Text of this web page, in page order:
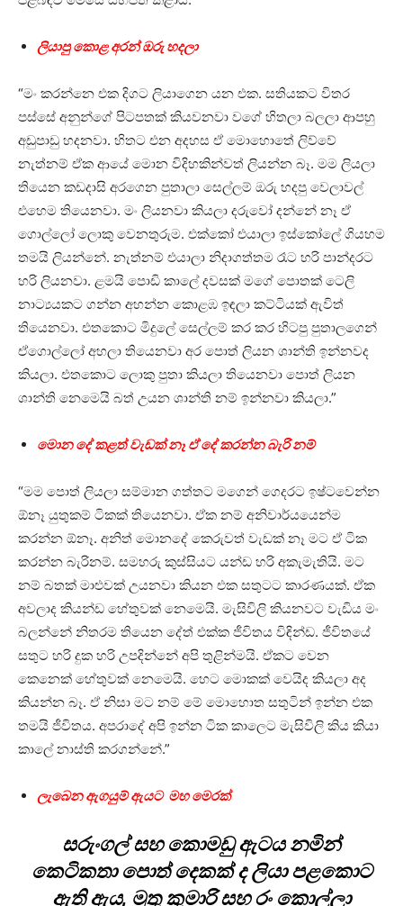
ලියාපු කොළ අරන් ඔරු හදලා
“මං කරන්නෙ එක දිගට ලියාගෙන යන එක. සතියකට විතර
පස්සේ අනුන්ගේ පිටපතක් කියවනවා වගේ හිතලා බලලා ආපහු
අඩුපාඩු හදනවා. හිතට එන අදහස ඒ මොහොතේ ලිව්වේ
නැත්නම් ඒක ආයේ මොන විදිහකින්වත් ලියන්න බෑ. මම ලියලා
තියෙන කඩදාසි අරගෙන පුතාලා සෙල්ලම් ඔරු හදපු වෙලාවල්
එහෙම තියෙනවා. මං ලියනවා කියලා දරුවෝ දන්නේ නෑ ඒ
ගොල්ලෝ ලොකු වෙනතුරුම. එක්කෝ එයාලා ඉස්කෝලේ ගියහම
තමයි ලියන්නේ. නැත්නම් එයාලා නිදාගත්තම රෑට හරි පාන්දරට
හරි ලියනවා. ළමයි පොඩි කාලේ දවසක් මගේ පොතක් ටෙලි
නාට්‍යයකට ගන්න අහන්න කොළඹ ඉඳලා කට්ටියක් ඇවිත්
තියෙනවා. එතකොට මිදුලේ සෙල්ලම් කර කර හිටපු පුතාලගෙන්
ඒගොල්ලෝ අහලා තියෙනවා අර පොත් ලියන ශාන්ති ඉන්නවද
කියලා. එතකොට ලොකු පුතා කියලා තියෙනවා පොත් ලියන
ශාන්ති නෙමෙයි බත් උයන ශාන්ති නම් ඉන්නවා කියලා.”
මොන දේ කළත් වැඩක් නෑ ඒ දේ කරන්න බැරි නම්
“මම පොත් ලියලා සම්මාන ගත්තට මගෙන් ගෙදරට ඉෂ්ටවෙන්න
ඕනෑ යුතුකම් ටිකක් තියෙනවා. ඒක නම් අනිවාර්යයෙන්ම
කරන්න ඕනෑ. අනිත් මොනදේ කෙරුවත් වැඩක් නෑ මට ඒ ටික
කරන්න බැරිනම්. සමහරු කුස්සියට යන්ඩ හරි අකැමැතියි. මට
නම් බතක් මාළුවක් උයනවා කියන එක සතුටට කාරණයක්. ඒක
අවලාද කියන්ඩ හේතුවක් නෙමෙයි. මැසිවිලි කියනවට වැඩිය මං
බලන්නේ නිතරම තියෙන දේත් එක්ක ජීවිතය වි‌ඳින්ඩ. ජීවිතයේ
සතුට හරි දුක හරි උපදින්නේ අපි තුළින්මයි. ඒකට වෙන
කෙනෙක් හේතුවක් නෙමෙයි. හෙට මොකක් වෙයිද කියලා අද
කියන්න බෑ. ඒ නිසා මට නම් මේ මොහොත සතුටින් ඉන්න එක
තමයි ජීවිතය. අපරාදේ අපි ඉන්න ටික කාලෙට මැසිවිලි කිය කියා
කාලේ නාස්ති කරගන්නේ.”
ලැබෙන ඇගයුම් ඇයට මහ මෙරක්
සරුංගල් සහ කොමඩු ඇටය නමින්
කෙටිකතා පොත් දෙකක් ද ලියා පළකොට
ඇති ඇය, මුතු කුමාරි සහ රං කොල්ලා